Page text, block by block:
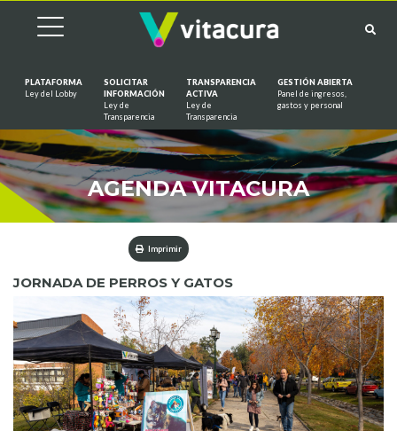
PLATAFORMA
Ley del Lobby
SOLICITAR
INFORMACIÓN
Ley de
Transparencia
TRANSPARENCIA
ACTIVA
Ley de
Transparencia
GESTIÓN ABIERTA
Panel de ingresos,
gastos y personal
AGENDA VITACURA
Imprimir
JORNADA DE PERROS Y GATOS